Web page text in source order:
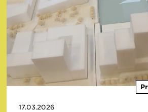
17.03.2026